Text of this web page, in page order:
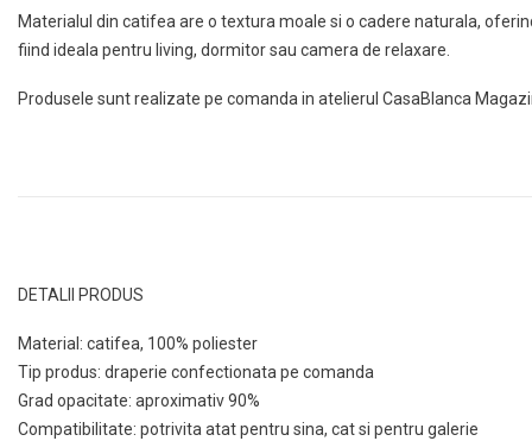
Materialul din catifea are o textura moale si o cadere naturala,
fiind ideala pentru living, dormitor sau camera de relaxare.
Produsele sunt realizate pe comanda in atelierul CasaBlanca
DETALII PRODUS
Material: catifea, 100% poliester
Tip produs: draperie confectionata pe comanda
Grad opacitate: aproximativ 90%
Compatibilitate: potrivita atat pentru sina, cat si pentru galerie